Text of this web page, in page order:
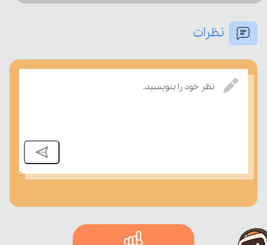
نظرات
نظر خود را بنویسید.